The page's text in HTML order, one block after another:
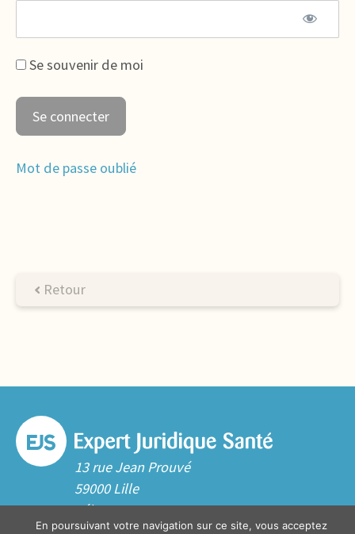
Se souvenir de moi
Mot de passe oublié
Retour
13 rue Jean Prouvé
59000 Lille
Tél. 03 20 06 70 10
En poursuivant votre navigation sur ce site, vous acceptez